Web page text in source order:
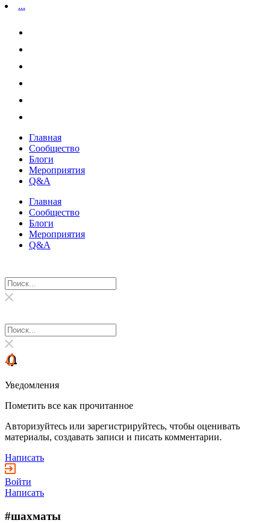
...
Главная
Сообщество
Блоги
Мероприятия
Q&A
Главная
Сообщество
Блоги
Мероприятия
Q&A
Уведомления
Пометить все как прочитанное
Авторизуйтесь или зарегистрируйтесь, чтобы оценивать
материалы, создавать записи и писать комментарии.
Написать
Войти
Написать
#шахматы